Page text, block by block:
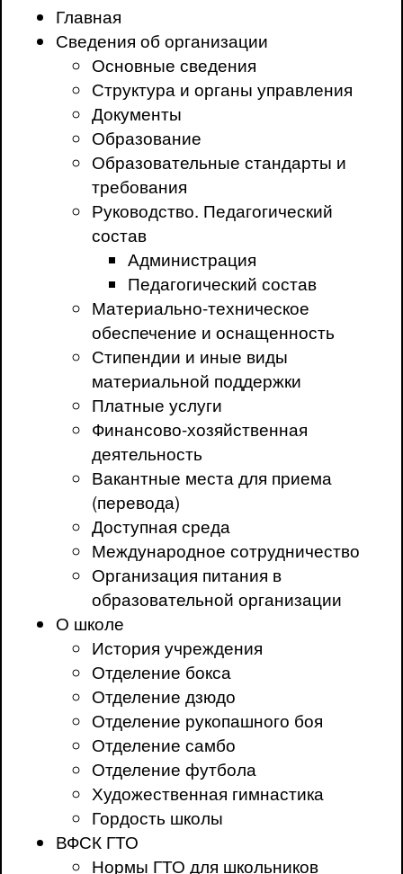
Главная
Сведения об организации
Основные сведения
Структура и органы управления
Документы
Образование
Образовательные стандарты и
требования
Руководство. Педагогический
состав
Администрация
Педагогический состав
Материально-техническое
обеспечение и оснащенность
Стипендии и иные виды
материальной поддержки
Платные услуги
Финансово-хозяйственная
деятельность
Вакантные места для приема
(перевода)
Доступная среда
Международное сотрудничество
Организация питания в
образовательной организации
О школе
История учреждения
Отделение бокса
Отделение дзюдо
Отделение рукопашного боя
Отделение самбо
Отделение футбола
Художественная гимнастика
Гордость школы
ВФСК ГТО
Нормы ГТО для школьников